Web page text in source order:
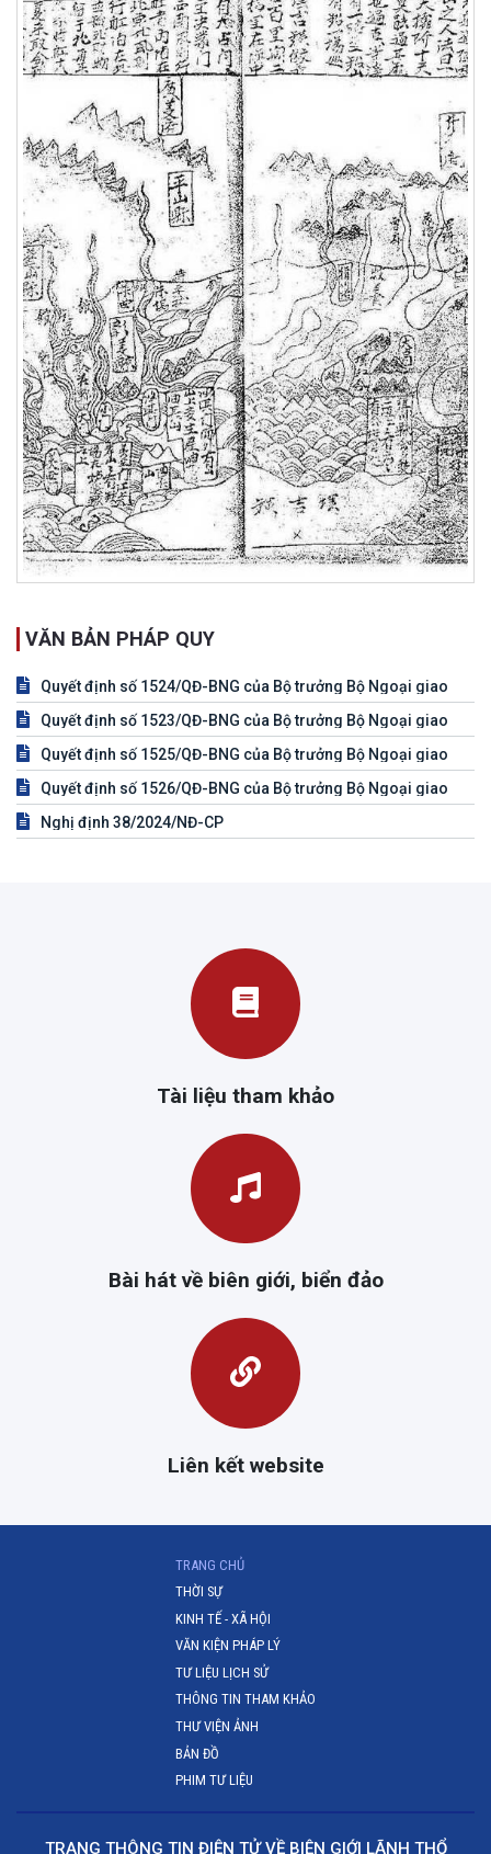
VĂN BẢN PHÁP QUY
Quyết định số 1524/QĐ-BNG của Bộ trưởng Bộ Ngoại giao
Quyết định số 1523/QĐ-BNG của Bộ trưởng Bộ Ngoại giao
Quyết định số 1525/QĐ-BNG của Bộ trưởng Bộ Ngoại giao
Quyết định số 1526/QĐ-BNG của Bộ trưởng Bộ Ngoại giao
Nghị định 38/2024/NĐ-CP
Tài liệu tham khảo
Bài hát về biên giới, biển đảo
Liên kết website
TRANG CHỦ(CURRENT)
THỜI SỰ
KINH TẾ - XÃ HỘI
VĂN KIỆN PHÁP LÝ
TƯ LIỆU LỊCH SỬ
THÔNG TIN THAM KHẢO
THƯ VIỆN ẢNH
BẢN ĐỒ
PHIM TƯ LIỆU
TRANG THÔNG TIN ĐIỆN TỬ VỀ BIÊN GIỚI LÃNH THỔ